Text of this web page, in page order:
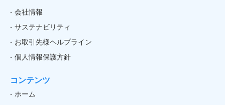
- 会社情報
- サステナビリティ
- お取引先様ヘルプライン
- 個人情報保護方針
コンテンツ
- ホーム